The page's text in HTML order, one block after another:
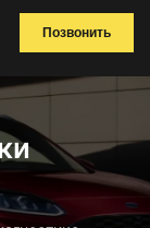
Позвонить